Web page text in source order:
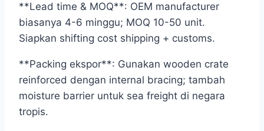
**Lead time & MOQ**: OEM manufacturer
biasanya 4-6 minggu; MOQ 10-50 unit.
Siapkan shifting cost shipping + customs.
**Packing ekspor**: Gunakan wooden crate
reinforced dengan internal bracing; tambah
moisture barrier untuk sea freight di negara
tropis.